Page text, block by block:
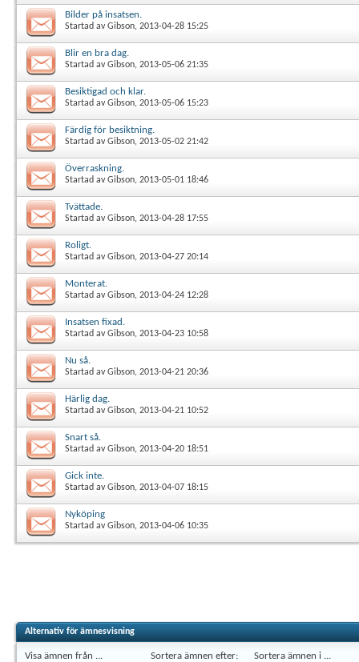
Bilder på insatsen.
Startad avGibson, 2013-04-28 15:25
Blir en bra dag.
Startad avGibson, 2013-05-06 21:35
Besiktigad och klar.
Startad avGibson, 2013-05-06 15:23
Färdig för besiktning.
Startad avGibson, 2013-05-02 21:42
Överraskning.
Startad avGibson, 2013-05-01 18:46
Tvättade.
Startad avGibson, 2013-04-28 17:55
Roligt.
Startad avGibson, 2013-04-27 20:14
Monterat.
Startad avGibson, 2013-04-24 12:28
Insatsen fixad.
Startad avGibson, 2013-04-23 10:58
Nu så.
Startad avGibson, 2013-04-21 20:36
Härlig dag.
Startad avGibson, 2013-04-21 10:52
Snart så.
Startad avGibson, 2013-04-20 18:51
Gick inte.
Startad avGibson, 2013-04-07 18:15
Nyköping
Startad avGibson, 2013-04-06 10:35
Alternativ för ämnesvisning
Visa ämnen från ... Sortera ämnen efter:
Sortera ämnen i ...